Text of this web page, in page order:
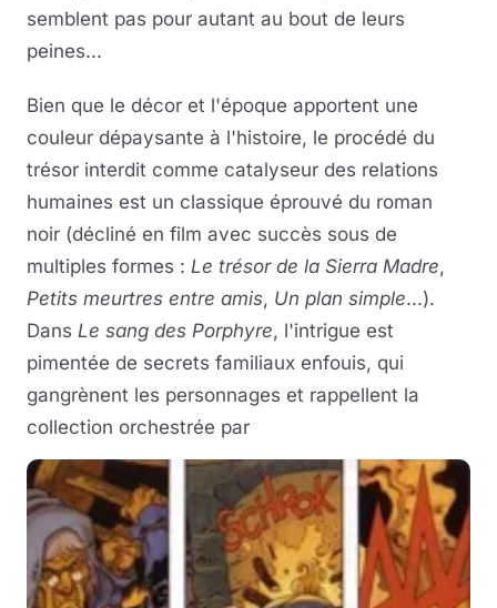
semblent pas pour autant au bout de leurs
peines...
Bien que le décor et l'époque apportent une
couleur dépaysante à l'histoire, le procédé du
trésor interdit comme catalyseur des relations
humaines est un classique éprouvé du roman
noir (décliné en film avec succès sous de
multiples formes : Le trésor de la Sierra Madre,
Petits meurtres entre amis, Un plan simple...).
Dans Le sang des Porphyre, l'intrigue est
pimentée de secrets familiaux enfouis, qui
gangrènent les personnages et rappellent la
collection orchestrée par